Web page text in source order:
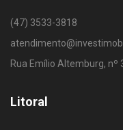
(47) 3533-3818
Rua Emílio Altemburg, nº
Litoral